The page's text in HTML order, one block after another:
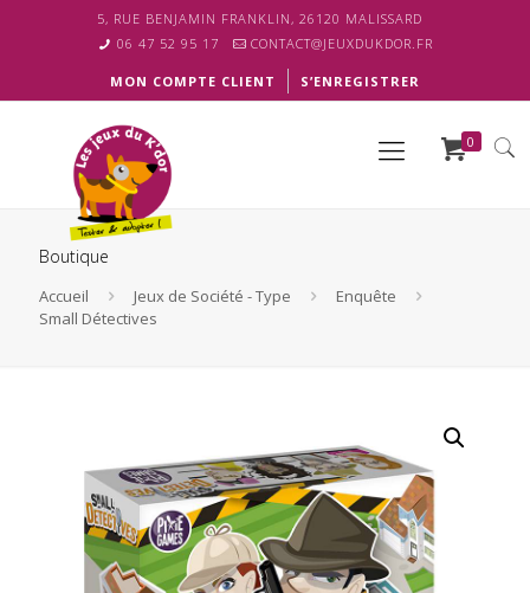
5, RUE BENJAMIN FRANKLIN, 26120 MALISSARD
06 47 52 95 17
CONTACT@JEUXDUKDOR.FR
MON COMPTE CLIENT S’ENREGISTRER
0
Boutique
Accueil Jeux de Société - Type
Enquête
Small Détectives